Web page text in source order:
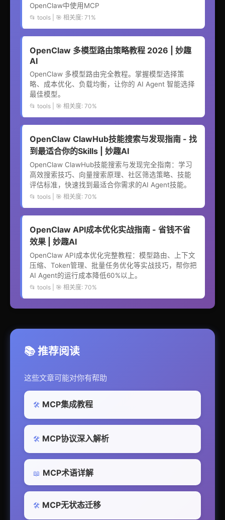
OpenClaw中使用MCP
📂 tools | 🎯 相关度: 71%
OpenClaw 多模型路由策略教程 2026 | 妙趣
AI
OpenClaw 多模型路由完全教程。掌握模型选择策
略、成本优化、负载均衡，让你的 AI Agent 智能选择
最佳模型。
📂 tools | 🎯 相关度: 70%
OpenClaw ClawHub技能搜索与发现指南 - 找
到最适合你的Skills | 妙趣AI
OpenClaw ClawHub技能搜索与发现完全指南：学习
高效搜索技巧、向量搜索原理、社区筛选策略、技能
评估标准，快速找到最适合你需求的AI Agent技能。
📂 tools | 🎯 相关度: 70%
OpenClaw API成本优化实战指南 - 省钱不省
效果 | 妙趣AI
OpenClaw API成本优化完整教程：模型路由、上下文
压缩、Token管理、批量任务优化等实战技巧，帮你把
AI Agent的运行成本降低60%以上。
📂 tools | 🎯 相关度: 70%
📚 推荐阅读
这些文章可能对你有帮助
🛠️ MCP集成教程
🛠️ MCP协议深入解析
📖 MCP术语详解
🛠️ MCP无状态迁移